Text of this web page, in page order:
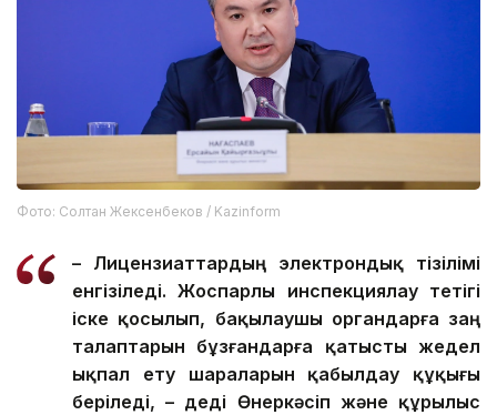
Фото: Солтан Жексенбеков / Kazinform
– Лицензиаттардың электрондық тізілімі
енгізіледі. Жоспарлы инспекциялау тетігі
іске қосылып, бақылаушы органдарға заң
талаптарын бұзғандарға қатысты жедел
ықпал ету шараларын қабылдау құқығы
беріледі, – деді Өнеркәсіп және құрылыс